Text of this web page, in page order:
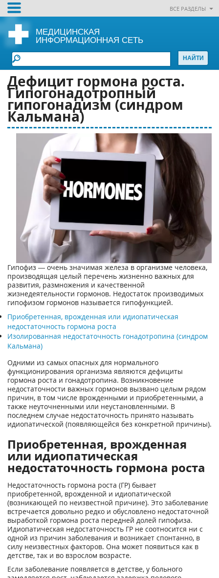
ВСЕ РАЗДЕЛЫ
МЕДИЦИНСКАЯ
ИНФОРМАЦИОННАЯ СЕТЬ
Дефицит гормона роста.
Гипогонадотропный
гипогонадизм (синдром
Кальмана)
Гипофиз — очень значимая железа в организме человека,
производящая целый перечень жизненно важных для
развития, размножения и качественной
жизнедеятельности гормонов. Недостаток производимых
гипофизом гормонов называется гипофункцией.
Приобретенная, врожденная или идиопатическая
недостаточность гормона роста
Изолированная недостаточность гонадотропина (синдром
Кальмана)
Одними из самых опасных для нормального
функционирования организма являются дефициты
гормона роста и гонадотропина. Возникновение
недостаточности важных гормонов вызвано целым рядом
причин, в том числе врожденными и приобретенными, а
также неуточненными или неустановленными. В
последнем случае недостаточность принято называть
идиопатической (появляющейся без конкретной причины).
Приобретенная, врожденная
или идиопатическая
недостаточность гормона роста
Недостаточность гормона роста (ГР) бывает
приобретенной, врожденной и идиопатической
(возникающей по неизвестной причине). Это заболевание
встречается довольно редко и обусловлено недостаточной
выработкой гормона роста передней долей гипофиза.
Идиопатическая недостаточность ГР не соотносится ни с
одной из причин заболевания и возникает спонтанно, в
силу неизвестных факторов. Она может появиться как в
детстве, так и во взрослом возрасте.
Если заболевание появляется в детстве, у больного